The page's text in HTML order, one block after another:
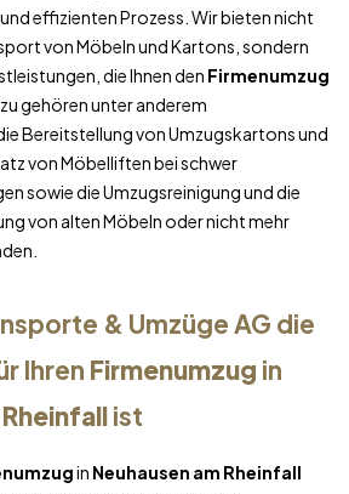
effizienten Prozess. Wir bieten nicht
von Möbeln und Kartons, sondern
die Ihnen den Firmenumzug
gehören unter anderem
Bereitstellung von Umzugskartons und
von Möbelliften bei schwer
sowie die Umzugsreinigung und die
von alten Möbeln oder nicht mehr
& Umzüge AG die
Ihren Firmenumzug in
ist
in Neuhausen am Rheinfall